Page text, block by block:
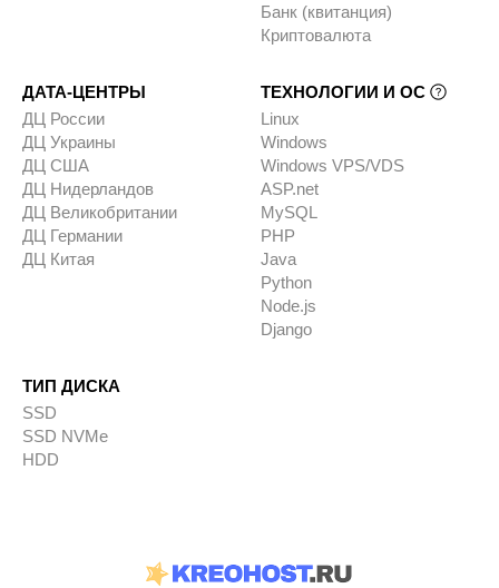
Банк (квитанция)
Криптовалюта
ДАТА-ЦЕНТРЫ
ДЦ России
ДЦ Украины
ДЦ США
ДЦ Нидерландов
ДЦ Великобритании
ДЦ Германии
ДЦ Китая
ТЕХНОЛОГИИ И ОС
Linux
Windows
Windows VPS/VDS
ASP.net
MySQL
PHP
Java
Python
Node.js
Django
ТИП ДИСКА
SSD
SSD NVMe
HDD